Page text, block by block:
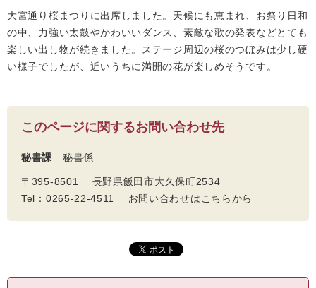
大宮通り桜まつりに出席しました。天候にも恵まれ、お祭り日和
の中、力強い太鼓やかわいいダンス、素敵な歌の発表などとても
楽しい出し物が続きました。ステージ周辺の桜のつぼみは少し硬
い様子でしたが、近いうちに満開の花が楽しめそうです。
このページに関するお問い合わせ先
秘書課 秘書係
〒395-8501 長野県飯田市大久保町2534
Tel：0265-22-4511 お問い合わせはこちらから